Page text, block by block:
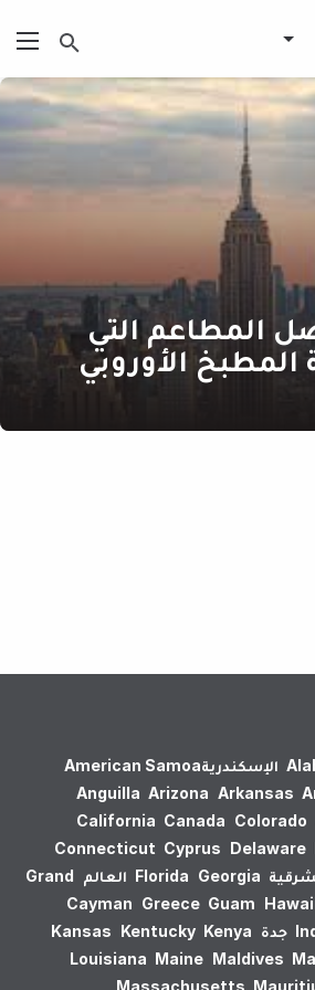
المطاعم التي
الأوروبي
الإسكندرية‎American Samoa
Anguilla Arizona Arkansas
California Canada Colorado
Connecticut Cyprus Delaware
Florida Georgia العالم
Grand
Cayman Greece Guam
جدة Kansas Kentucky Kenya
Louisiana Maine Maldives